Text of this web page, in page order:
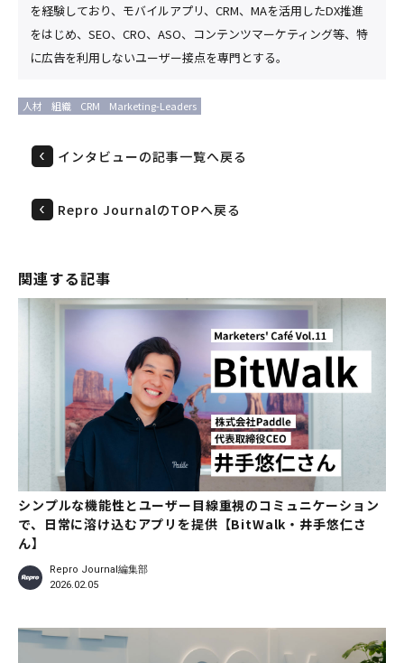
を経験しており、モバイルアプリ、CRM、MAを活用したDX推進
をはじめ、SEO、CRO、ASO、コンテンツマーケティング等、特
に広告を利用しないユーザー接点を専門とする。
人材 組織 CRM Marketing-Leaders
インタビューの記事一覧へ戻る
Repro JournalのTOPへ戻る
関連する記事
シンプルな機能性とユーザー目線重視のコミュニケーション
で、日常に溶け込むアプリを提供【BitWalk・井手悠仁さ
ん】
Repro Journal編集部
2026.02.05